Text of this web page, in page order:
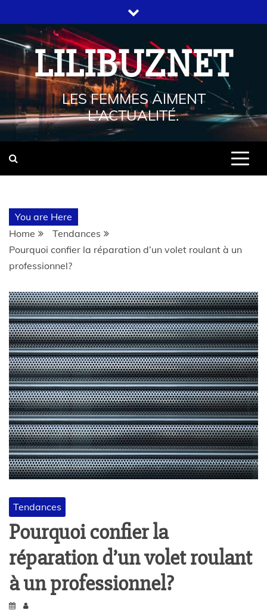
LILIBUZNET
LES FEMMES AIMENT
L'ACTUALITÉ.
You are Here
Home
Tendances
Pourquoi confier la réparation d’un volet roulant à un
professionnel?
Tendances
Pourquoi confier la
réparation d’un volet roulant
à un professionnel?